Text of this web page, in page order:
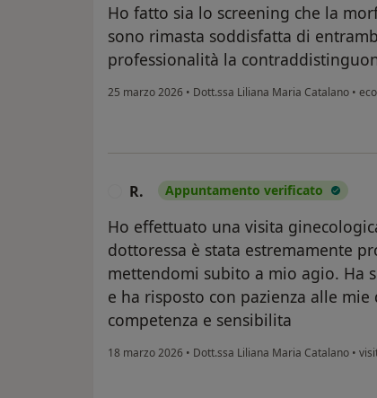
Ho fatto sia lo screening che la
sono rimasta soddisfatta di
professionalità la
25 marzo 2026 • Dott.ssa Liliana Maria Catalano •
R. Appuntamento verificato
Ho effettuato una visita
dottoressa è stata estremamente
mettendomi subito a mio agio. Ha
e ha risposto con pazienza alle
competenza e sensibilita
18 marzo 2026 • Dott.ssa Liliana Maria Catalano •